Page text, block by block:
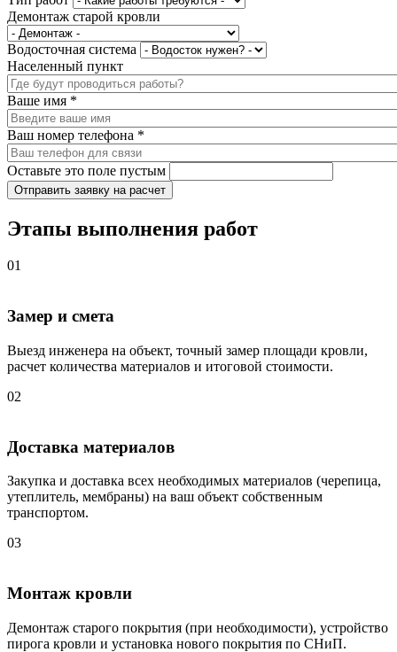
Демонтаж старой кровли
Водосточная система
Населенный пункт
Ваше имя *
Ваш номер телефона *
Оставьте это поле пустым
Отправить заявку на расчет
Этапы выполнения работ
01
Замер и смета
Выезд инженера на объект, точный замер площади кровли,
расчет количества материалов и итоговой стоимости.
02
Доставка материалов
Закупка и доставка всех необходимых материалов (черепица,
утеплитель, мембраны) на ваш объект собственным
транспортом.
03
Монтаж кровли
Демонтаж старого покрытия (при необходимости), устройство
пирога кровли и установка нового покрытия по СНиП.